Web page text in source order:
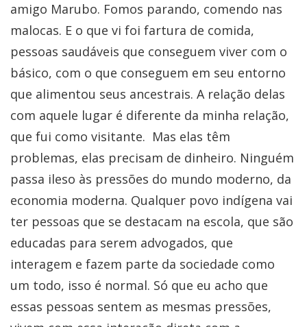
amigo Marubo. Fomos parando, comendo nas
malocas. E o que vi foi fartura de comida,
pessoas saudáveis que conseguem viver com o
básico, com o que conseguem em seu entorno
que alimentou seus ancestrais. A relação delas
com aquele lugar é diferente da minha relação,
que fui como visitante. Mas elas têm
problemas, elas precisam de dinheiro. Ninguém
passa ileso às pressões do mundo moderno, da
economia moderna. Qualquer povo indígena vai
ter pessoas que se destacam na escola, que são
educadas para serem advogados, que
interagem e fazem parte da sociedade como
um todo, isso é normal. Só que eu acho que
essas pessoas sentem as mesmas pressões,